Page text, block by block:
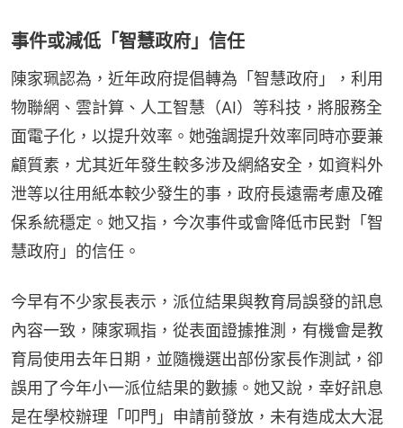
事件或減低「智慧政府」信任
陳家珮認為，近年政府提倡轉為「智慧政府」，利用
物聯網、雲計算、人工智慧（AI）等科技，將服務全
面電子化，以提升效率。她強調提升效率同時亦要兼
顧質素，尤其近年發生較多涉及網絡安全，如資料外
泄等以往用紙本較少發生的事，政府長遠需考慮及確
保系統穩定。她又指，今次事件或會降低市民對「智
慧政府」的信任。
今早有不少家長表示，派位結果與教育局誤發的訊息
內容一致，陳家珮指，從表面證據推測，有機會是教
育局使用去年日期，並隨機選出部份家長作測試，卻
誤用了今年小一派位結果的數據。她又說，幸好訊息
是在學校辦理「叩門」申請前發放，未有造成太大混